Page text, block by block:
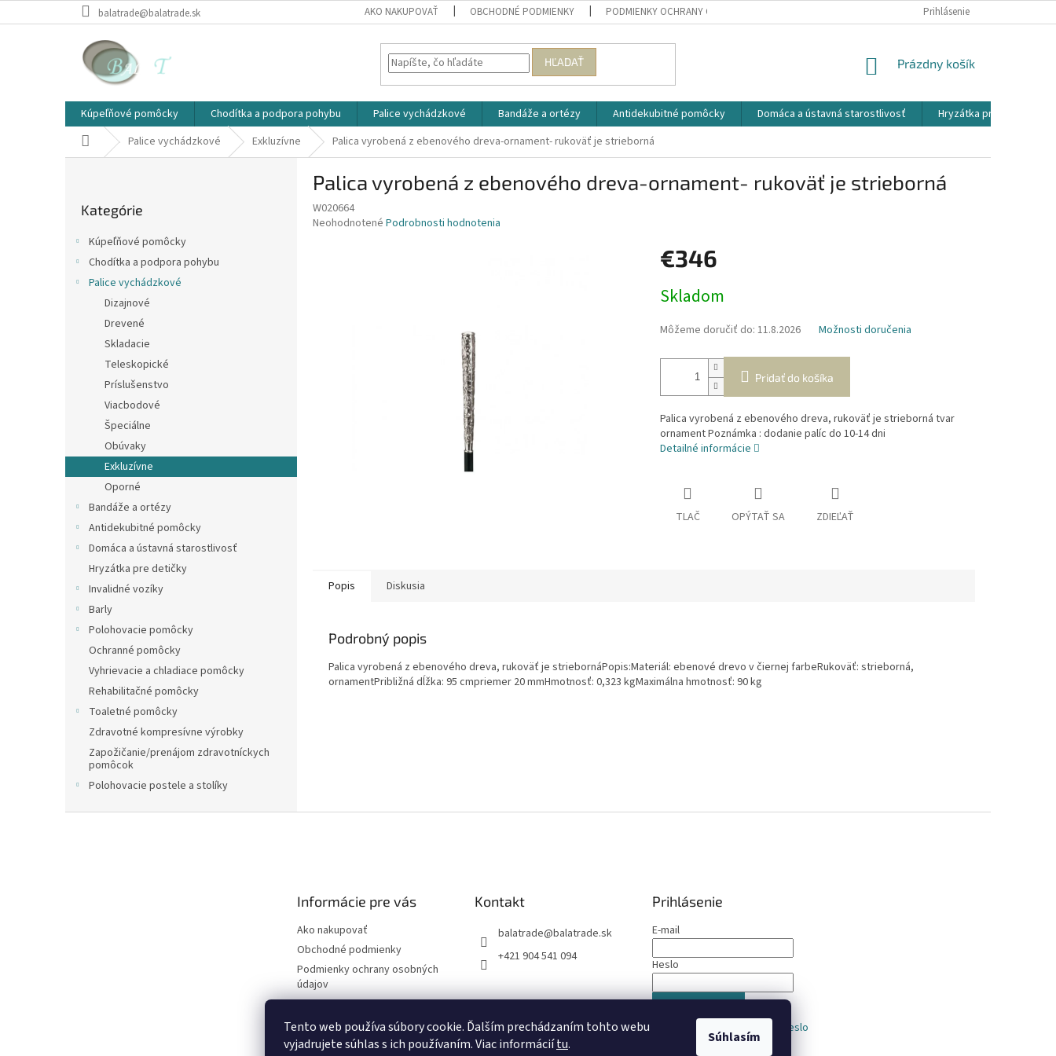
Tento web používa súbory cookie. Ďalším prechádzaním tohto webu
vyjadrujete súhlas s ich používaním. Viac informáciítu. Súhlasím
na
balatrade@balatrade.sk AKO NAKUPOVAŤ OBCHODNÉ PODMIENKY PODMIENKY OCHRANY OSOBNÝCH ÚDAJOV Prihlásenie
HĽADAŤ
NÁKUPNÝ
Prázdny košík
Kúpeľňové pomôcky Chodítka a podpora pohybu Palice vychádzkové Bandáže a ortézy Antidekubitné pomôcky Domáca a ústavná starostlivosť
Hryzátka pre detičky
DomovPalice vychádzkové Exkluzívne Palica vyrobená z ebenového dreva-ornament- rukoväť je strieborná
kategórie
Kategórie
Kúpeľňové pomôcky
Chodítka a podpora pohybu
Palice vychádzkové
Dizajnové
Drevené
Skladacie
Teleskopické
Príslušenstvo
Viacbodové
Špeciálne
Obúvaky
Exkluzívne
Oporné
Bandáže a ortézy
Antidekubitné pomôcky
Domáca a ústavná starostlivosť
Hryzátka pre detičky
Invalidné vozíky
Barly
Polohovacie pomôcky
Ochranné pomôcky
Vyhrievacie a chladiace pomôcky
Rehabilitačné pomôcky
Toaletné pomôcky
Zdravotné kompresívne výrobky
Zapožičanie/prenájom zdravotníckych
pomôcok
Polohovacie postele a stolíky
Palica vyrobená z ebenového dreva-ornament- rukoväť je strieborná
W020664
Priemerné
Neohodnotené Podrobnosti hodnotenia
€346
cena:
Skladom
Môžeme doručiť do: 11.8.2026 Možnosti doručenia
Pridať do košíka
Palica vyrobená z ebenového dreva, rukoväť je strieborná tvar
ornament Poznámka : dodanie palíc do 10-14 dni
Detailné informácie
TLAČ OPÝTAŤ SA ZDIEĽAŤ
Popis Diskusia
Podrobný popis
Palica vyrobená z ebenového dreva, rukoväť je striebornáPopis:Materiál: ebenové drevo v čiernej farbeRukoväť: strieborná,
ornamentPribližná dĺžka: 95 cmpriemer 20 mmHmotnosť: 0,323 kgMaximálna hmotnosť: 90 kg
Informácie pre vás
Ako nakupovať
Obchodné podmienky
Podmienky ochrany osobných
údajov
Kontakt
balatrade@balatrade.sk
+421 904 541 094
Prihlásenie
E-mail
Heslo
Nová registrácia Zabudnuté heslo